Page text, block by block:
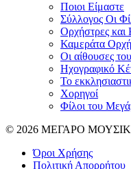
Ποιοι Είμαστε
Σύλλογος Οι
Ορχήστρες και
Καμεράτα
Οι αίθουσες
Ηχογραφικό
Το
Χορηγοί
Φίλοι του
© 2026 ΜΕΓΑΡΟ
Όροι Χρήσης
Πολιτική Απορρήτου